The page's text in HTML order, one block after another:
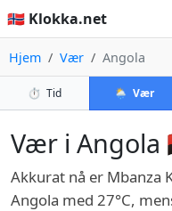
🇳🇴 Klokka.net
Hjem Vær Angola
⏱️ Tid 🌦️ Vær
Vær i Angola
Akkurat nå er Mbanza
Angola med 27°C,